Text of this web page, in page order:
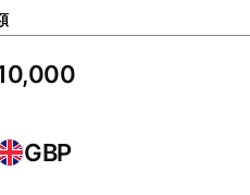
GBP